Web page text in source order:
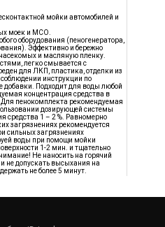
мойки автомобилей и
моек и МСО.
оборудования (пеногенератора,
Эффективно и бережно
и масляную пленку.
легко смывается с
для ЛКП, пластика, отделки из
инструкции по
Подходит для воды любой
концентрация средства в
Для пенокомплекта рекомендуемая
дозирующей системы
средства 1 – 2 %. Равномерно
загрязнениях рекомендуется
сильных загрязнениях
воды при помощи мойки
1-2 мин. и тщательно
Не наносить на горячий
не допускать высыхания на
не более 5 минут.